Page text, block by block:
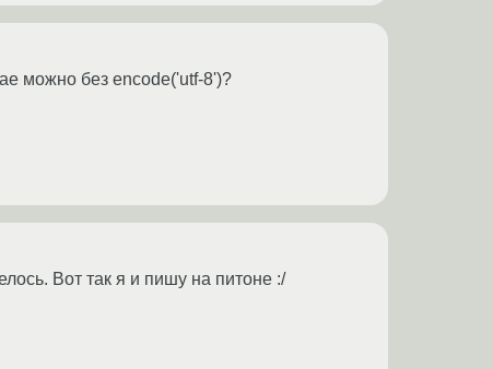
можно без encode('utf-8')?
Вот так я и пишу на питоне :/